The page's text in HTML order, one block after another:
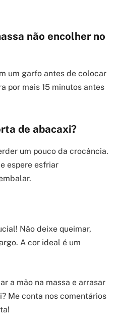
não encolher no
um garfo antes de colocar
por mais 15 minutos antes
de abacaxi?
um pouco da crocância.
espere esfriar
Não deixe queimar,
A cor ideal é um
a mão na massa e arrasar
Me conta nos comentários